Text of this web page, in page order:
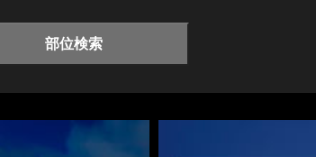
部位検索